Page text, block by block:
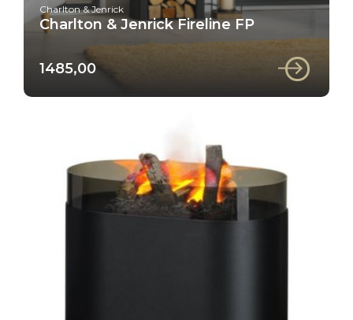
Charlton & Jenrick
Charlton & Jenrick Fireline FP
1485,00